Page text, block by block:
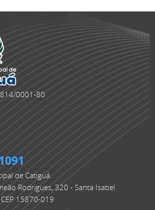
0001-80
de Catiguá
Rodrigues, 320 - Santa Isabel
15870-019